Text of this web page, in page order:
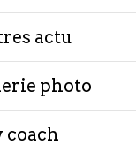
actu
photo
coach